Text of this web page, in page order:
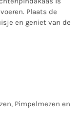
Plaats de
en geniet van de
Pimpelmezen en